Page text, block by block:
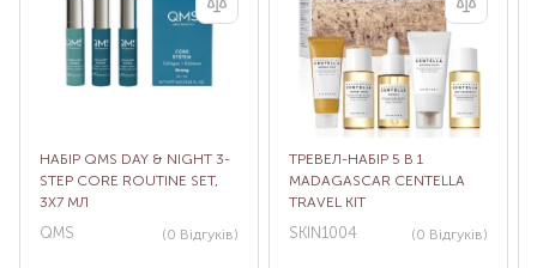
НАБІР QMS DAY & NIGHT 3-
STEP CORE ROUTINE SET,
3Х7 МЛ
QMS (0 Відгуків)
ТРЕВЕЛ-НАБІР 5 В 1
MADAGASCAR CENTELLA
TRAVEL KIT
SKIN1004 (0 Відгуків)